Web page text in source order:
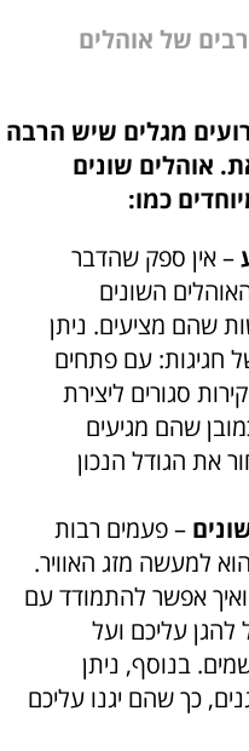
של אוהלים
מגלים שיש הרבה
אוהלים שונים
כמו:
– אין ספק שהדבר
השונים
שהם מציעים. ניתן
חגיגות: עם פתחים
סגורים ליצירת
שהם מגיעים
את הגודל הנכון
– פעמים רבות
למעשה מזג האוויר.
אפשר להתמודד עם
להגן עליכם ועל
בנוסף, ניתן
כך שהם יגנו עליכם